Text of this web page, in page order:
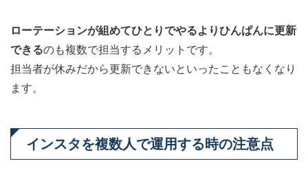
ローテーションが組めてひとりでやるよりひんぱんに更新
できるのも複数で担当するメリットです。
担当者が休みだから更新できないといったこともなくなり
ます。
インスタを複数人で運用する時の注意点